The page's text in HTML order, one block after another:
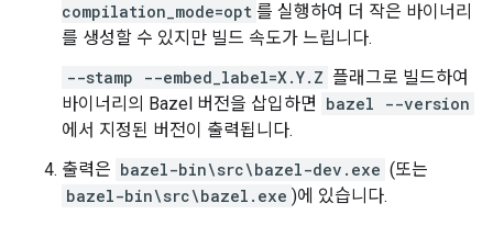
compilation_mode=opt 를 실행하여 더 작은 바이너리
를 생성할 수 있지만 빌드 속도가 느립니다.
--stamp --embed_label=X.Y.Z 플래그로 빌드하여
바이너리의 Bazel 버전을 삽입하면 bazel --version
에서 지정된 버전이 출력됩니다.
출력은 bazel-bin\src\bazel-dev.exe (또는
bazel-bin\src\bazel.exe )에 있습니다.